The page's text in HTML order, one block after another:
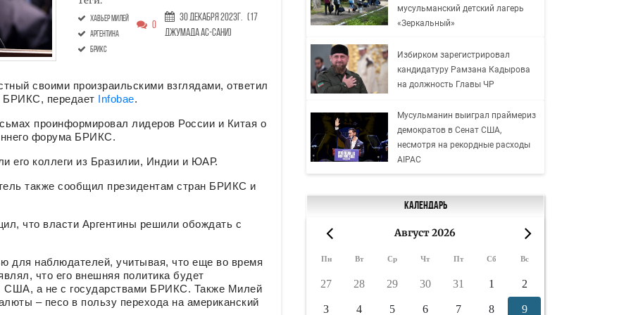
Хавьер Милей
Аргентина
БРИКС
0
30 Декабря 2023г. (17
Джумада ас-сани)
своими произраильскими взглядами, ответил
БРИКС, передает Infobae.
проинформировал лидеров России и Китая о
форума БРИКС.
его коллеги из Бразилии, Индии и ЮАР.
также сообщил президентам стран БРИКС и
что власти Аргентины решили обождать с
для наблюдателей, учитывая, что еще во время
что его внешняя политика будет
США, а не с государствами БРИКС. Также Милей
– песо в пользу перехода на американский
мусульманский детский лагерь
«Зеркальный»
Избирком зарегистрировал
кандидатуру Рамзана Кадырова
на должность Главы ЧР
Мусульманин выиграл праймериз
демократов в Сенат США,
несмотря на рекордные расходы
AIPAC
Календарь
Август 2026
Пн Вт Ср Чт Пт Сб Вс
27 28 29 30 31 1 2
3 4 5 6 7 8 9